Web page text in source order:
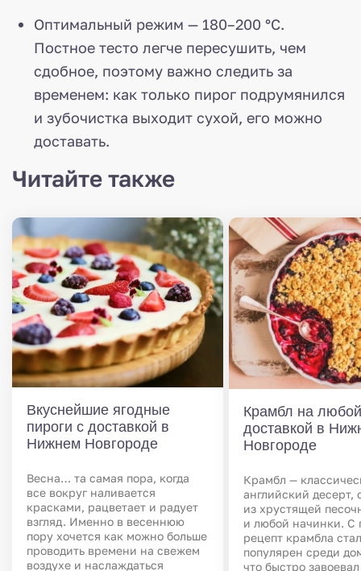
Оптимальный режим — 180–200 °C.
Постное тесто легче пересушить, чем
сдобное, поэтому важно следить за
временем: как только пирог подрумянился
и зубочистка выходит сухой, его можно
доставать.
Читайте также
Вкуснейшие ягодные
пироги с доставкой в
Нижнем Новгороде
Весна… та самая пора, когда
все вокруг наливается
красками, рацветает и радует
взгляд. Именно в весеннюю
пору хочется как можно больше
проводить времени на свежем
воздухе и наслаждаться
Крамбл на любой
доставкой в
Новгороде
Крамбл —
английский десерт,
из хрустящей
и любой начинки. С
рецепт крамбла
популярен среди
что быстро